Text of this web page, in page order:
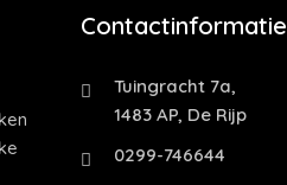
Contactinformatie
Tuingracht 7a,
1483 AP, De Rijp
0299-746644